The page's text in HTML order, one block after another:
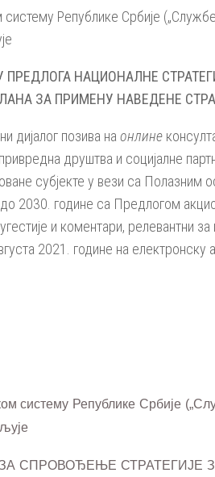
Републике Србије
НАЦИОНАЛНЕ
ЗА ПРИМЕНУ НАВЕДЕНЕ
дијалог позива на онлине
друштва и социјалне
субјекте у вези са Полазним
2030. године са Предлогом
и коментари, релевантни
2021. године на електронску
систему Републике Србије
СПРОВОЂЕЊЕ СТРАТЕГИЈЕ